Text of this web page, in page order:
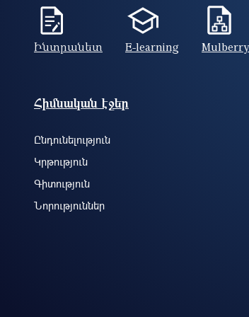
Ինտրանետ E-learning Mulberry
Footer site information
Հիմնական էջեր
Ընդունելություն
Կրթություն
Գիտություն
Նորություններ